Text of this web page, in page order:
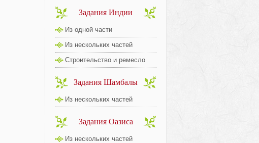
Задания Индии
Из одной части
Из нескольких частей
Строительство и ремесло
Задания Шамбалы
Из нескольких частей
Задания Оазиса
Из нескольких частей